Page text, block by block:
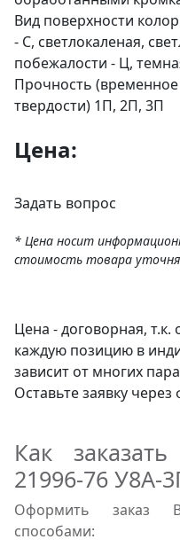
Вид поверхности
- С, светлокаленая,
побежалости - Ц,
Прочность
твердости) 1П, 2П, 3П
Цена:
Задать вопрос
* Цена носит
стоимость товара
Цена - договорная, т.к.
каждую позицию в
зависит от многих
Оставьте заявку
Как
21996-76 У8А-
Оформить заказ
способами: